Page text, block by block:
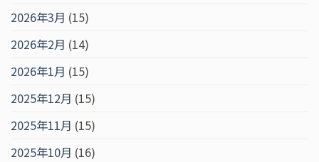
2026年3月 (15)
2026年2月 (14)
2026年1月 (15)
2025年12月 (15)
2025年11月 (15)
2025年10月 (16)